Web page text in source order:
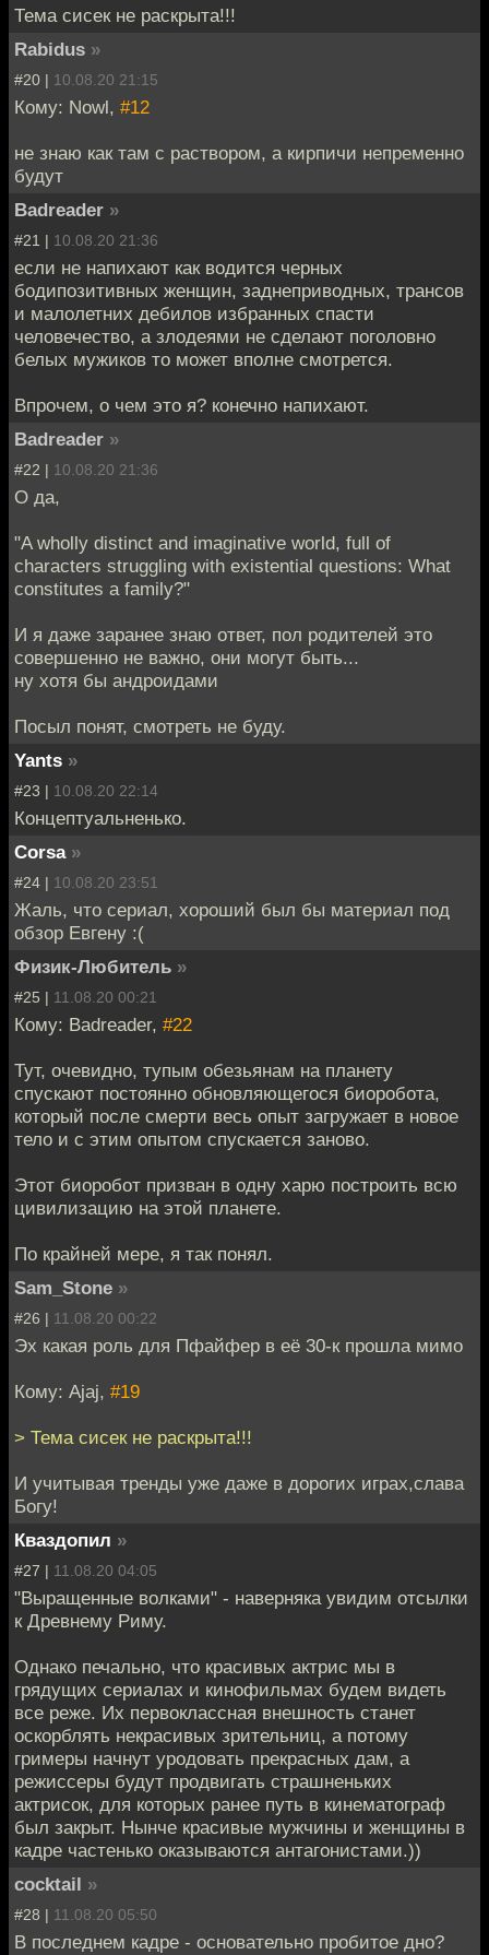
Тема сисек не раскрыта!!!
Rabidus »
#20 | 10.08.20 21:15
Кому: Nowl, #12
не знаю как там с раствором, а кирпичи непременно
будут
Badreader »
#21 | 10.08.20 21:36
если не напихают как водится черных
бодипозитивных женщин, заднеприводных, трансов
и малолетних дебилов избранных спасти
человечество, а злодеями не сделают поголовно
белых мужиков то может вполне смотрется.
Впрочем, о чем это я? конечно напихают.
Badreader »
#22 | 10.08.20 21:36
О да,
"A wholly distinct and imaginative world, full of
characters struggling with existential questions: What
constitutes a family?"
И я даже заранее знаю ответ, пол родителей это
совершенно не важно, они могут быть...
ну хотя бы андроидами
Посыл понят, смотреть не буду.
Yants »
#23 | 10.08.20 22:14
Концептуальненько.
Corsa »
#24 | 10.08.20 23:51
Жаль, что сериал, хороший был бы материал под
обзор Евгену :(
Физик-Любитель »
#25 | 11.08.20 00:21
Кому: Badreader, #22
Тут, очевидно, тупым обезьянам на планету
спускают постоянно обновляющегося биоробота,
который после смерти весь опыт загружает в новое
тело и с этим опытом спускается заново.
Этот биоробот призван в одну харю построить всю
цивилизацию на этой планете.
По крайней мере, я так понял.
Sam_Stone »
#26 | 11.08.20 00:22
Эх какая роль для Пфайфер в её 30-к прошла мимо
Кому: Ajaj, #19
> Тема сисек не раскрыта!!!
И учитывая тренды уже даже в дорогих играх,слава
Богу!
Кваздопил »
#27 | 11.08.20 04:05
"Выращенные волками" - наверняка увидим отсылки
к Древнему Риму.
Однако печально, что красивых актрис мы в
грядущих сериалах и кинофильмах будем видеть
все реже. Их первоклассная внешность станет
оскорблять некрасивых зрительниц, а потому
гримеры начнут уродовать прекрасных дам, а
режиссеры будут продвигать страшненьких
актрисок, для которых ранее путь в кинематограф
был закрыт. Нынче красивые мужчины и женщины в
кадре частенько оказываются антагонистами.))
cocktail »
#28 | 11.08.20 05:50
В последнем кадре - основательно пробитое дно?